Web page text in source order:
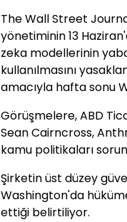
The Wall Street
yönetiminin 13
zeka modellerinin
kullanılmasını
amacıyla hafta sonu
Görüşmelere, ABD
Sean Cairncross,
kamu politikaları
Şirketin üst düzey
Washington'da
ettiği belirtiliyor.